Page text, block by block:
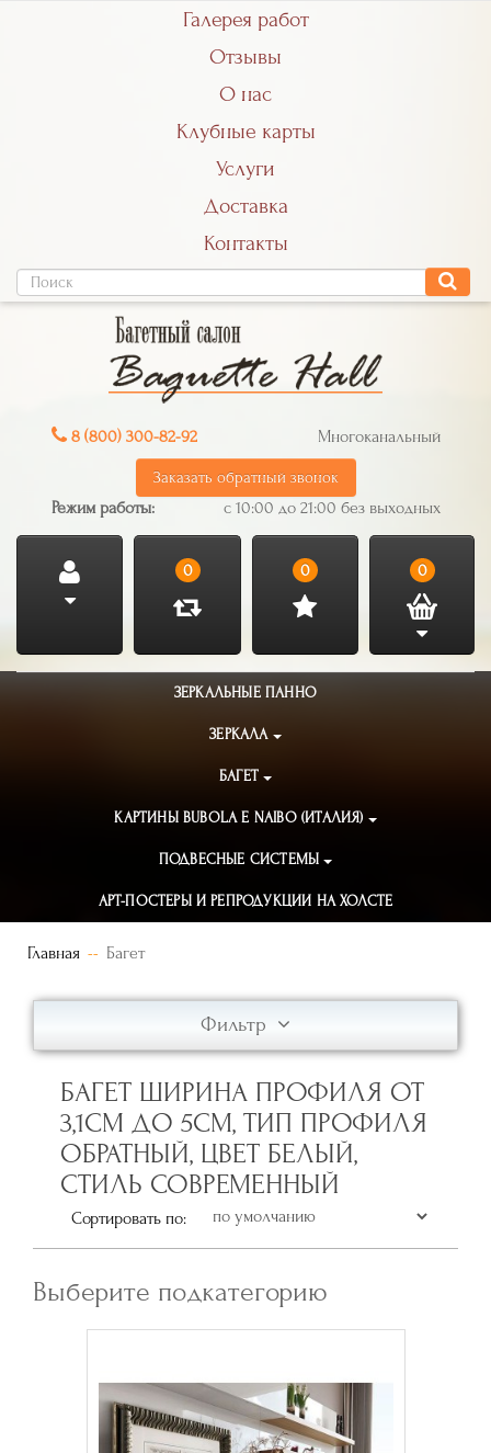
Галерея работ
Отзывы
О нас
Клубные карты
Услуги
Доставка
Контакты
8 (800) 300-82-92 Многоканальный
Заказать обратный звонок
Режим работы: с 10:00 до 21:00 без выходных
0 0 0
ЗЕРКАЛЬНЫЕ ПАННО
ЗЕРКАЛА
БАГЕТ
КАРТИНЫ BUBOLA E NAIBO (ИТАЛИЯ)
ПОДВЕСНЫЕ СИСТЕМЫ
АРТ-ПОСТЕРЫ И РЕПРОДУКЦИИ НА ХОЛСТЕ
Главная Багет
Фильтр
БАГЕТ ШИРИНА ПРОФИЛЯ ОТ
3,1СМ ДО 5СМ, ТИП ПРОФИЛЯ
ОБРАТНЫЙ, ЦВЕТ БЕЛЫЙ,
СТИЛЬ СОВРЕМЕННЫЙ
Сортировать по:
Выберите подкатегорию